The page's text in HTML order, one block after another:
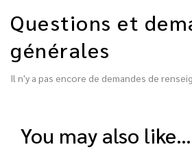
Questions et
générales
Il n'y a pas encore de demandes de
you may also like…